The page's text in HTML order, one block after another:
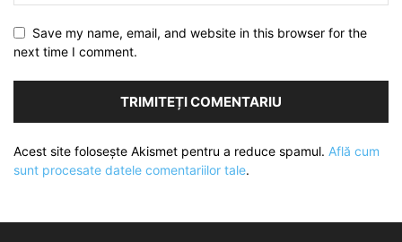
Save my name, email, and website in this browser for the
next time I comment.
Acest site folosește Akismet pentru a reduce spamul. Află cum
sunt procesate datele comentariilor tale.